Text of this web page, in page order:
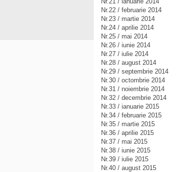
Nr.22 / februarie 2014
Nr.23 / martie 2014
Nr.24 / aprilie 2014
Nr.25 / mai 2014
Nr.26 / iunie 2014
Nr.27 / iulie 2014
Nr.28 / august 2014
Nr.29 / septembrie 2014
Nr.30 / octombrie 2014
Nr.31 / noiembrie 2014
Nr.32 / decembrie 2014
Nr.33 / ianuarie 2015
Nr.34 / februarie 2015
Nr.35 / martie 2015
Nr.36 / aprilie 2015
Nr.37 / mai 2015
Nr.38 / iunie 2015
Nr.39 / iulie 2015
Nr.40 / august 2015